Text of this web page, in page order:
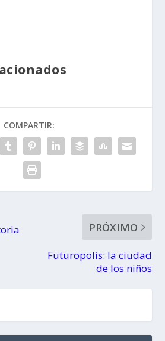
COMPARTIR:
PRÓXIMO
Futuropolis: la ciudad
de los niños